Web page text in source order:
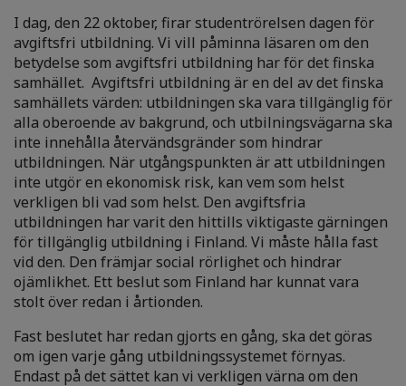
I dag, den 22 oktober, firar studentrörelsen dagen för
avgiftsfri utbildning. Vi vill påminna läsaren om den
betydelse som avgiftsfri utbildning har för det finska
samhället. Avgiftsfri utbildning är en del av det finska
samhällets värden: utbildningen ska vara tillgänglig för
alla oberoende av bakgrund, och utbilningsvägarna ska
inte innehålla återvändsgränder som hindrar
utbildningen. När utgångspunkten är att utbildningen
inte utgör en ekonomisk risk, kan vem som helst
verkligen bli vad som helst. Den avgiftsfria
utbildningen har varit den hittills viktigaste gärningen
för tillgänglig utbildning i Finland. Vi måste hålla fast
vid den. Den främjar social rörlighet och hindrar
ojämlikhet. Ett beslut som Finland har kunnat vara
stolt över redan i årtionden.
Fast beslutet har redan gjorts en gång, ska det göras
om igen varje gång utbildningssystemet förnyas.
Endast på det sättet kan vi verkligen värna om den